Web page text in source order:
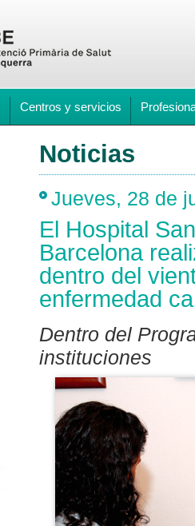
Centros y servicios
Noticias
Jueves, 28 de
El Hospital
Barcelona
dentro del
enfermedad
Dentro del
instituciones